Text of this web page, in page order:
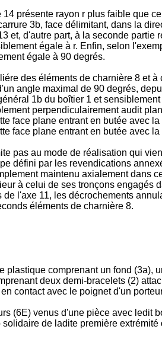
14 présente rayon r plus faible que
3b, face délimitant, dans la
et, d'autre part, à la seconde
égale à r. Enfin, selon
égale à 90 degrés.
des éléments de charnière 8 et
angle maximal de 90 degrés,
1b du boîtier 1 et
perpendiculairement audit
face plane entrant en butée avec
face plane entrant en butée avec la
pas au mode de réalisation qui
défini par les revendications
maintenu axialement dans
à celui de ses tronçons
l'axe 11, les décrochements
éléments de charnière 8.
plastique comprenant un fond (3a),
deux demi-bracelets (2)
contact avec le poignet d'un
(6E) venus d'une pièce avec ledit
de ladite première